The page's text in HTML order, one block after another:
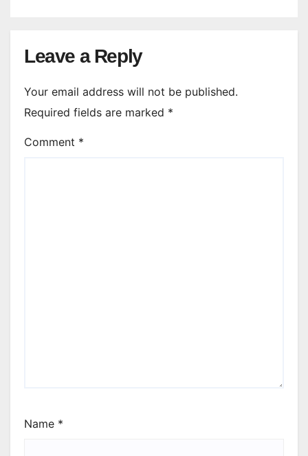
Leave a Reply
Your email address will not be published.
Required fields are marked *
Comment *
Name *